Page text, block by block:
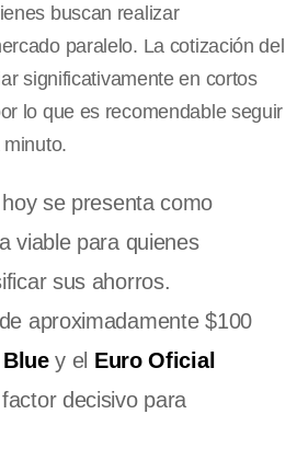
buscan realizar
paralelo. La cotización del
significativamente en cortos
lo que es recomendable seguir
se presenta como
viable para quienes
sus ahorros.
aproximadamente $100
y el Euro Oficial
decisivo para